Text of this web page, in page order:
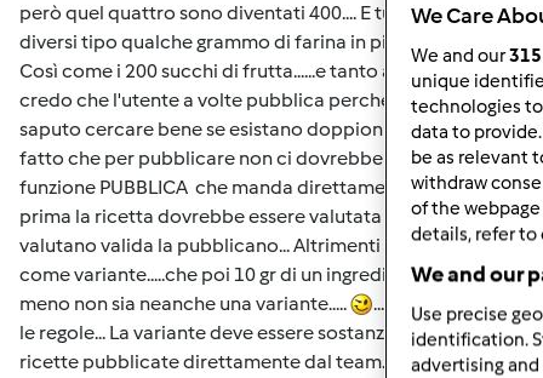
però quel quattro sono diventati 400.... E tutti di poco
diversi tipo qualche grammo di farina in più o meno....
Così come i 200 succhi di frutta......e tanto altro ancora... Io
credo che l'utente a volte pubblica perché magari non ha
saputo cercare bene se esistano doppioni.... Ribadisco il
fatto che per pubblicare non ci dovrebbe essere la
funzione PUBBLICA che manda direttamente in rete... Ma
prima la ricetta dovrebbe essere valutata dal team... Se la
valutano valida la pubblicano... Altrimenti là si inserisce
come variante.....che poi 10 gr di un ingrediente in più o
meno non sia neanche una variante.....
... Come dettano
le regole... La variante deve essere sostanziale.....e delle
ricette pubblicate direttamente dal team...????....
We Care
We and our315
unique
technologies
data to
be as relevant
withdraw
of the
details, refer to
We and our
Use precise
identification.
advertising